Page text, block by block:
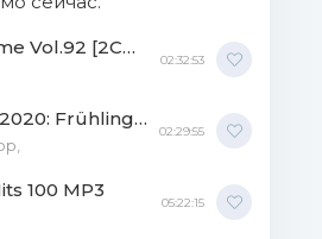
Mb)
- Better.mp3 (7.79 Mb)
The Dome Vol.92 [2CD] MP3
02:32:53
Best Of 2020: Frühlingshits [2CD] MP3
02:29:55
100 MP3
05:22:15